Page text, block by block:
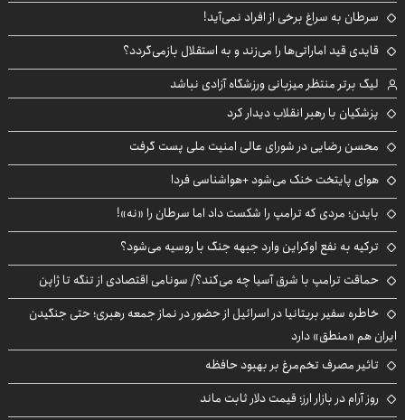
سرطان به سراغ برخی از افراد نمی‌آید!
قایدی قید اماراتی‌ها را می‌زند و به استقلال بازمی‌گردد؟
لیگ برتر منتظر میزبانی ورزشگاه آزادی نباشد
پزشکیان با رهبر انقلاب دیدار کرد
محسن رضایی در شورای عالی امنیت ملی پست گرفت
هوای پایتخت خنک می‌شود +هواشناسی فردا
بایدن؛ مردی که ترامپ را شکست داد اما سرطان را «نه»!
ترکیه به نفع اوکراین وارد جبهه جنگ با روسیه می‌شود؟
حماقت ترامپ با شرق آسیا چه می‌کند؟/ سونامی اقتصادی از تنگه تا ژاپن
خاطره سفیر بریتانیا در اسرائیل از حضور در نماز جمعه رهبری؛ حتی جنگیدن
ایران هم «منطق» دارد
تاثیر مصرف تخم‌مرغ بر بهبود حافظه
روز آرام در بازار ارز؛ قیمت دلار ثابت ماند